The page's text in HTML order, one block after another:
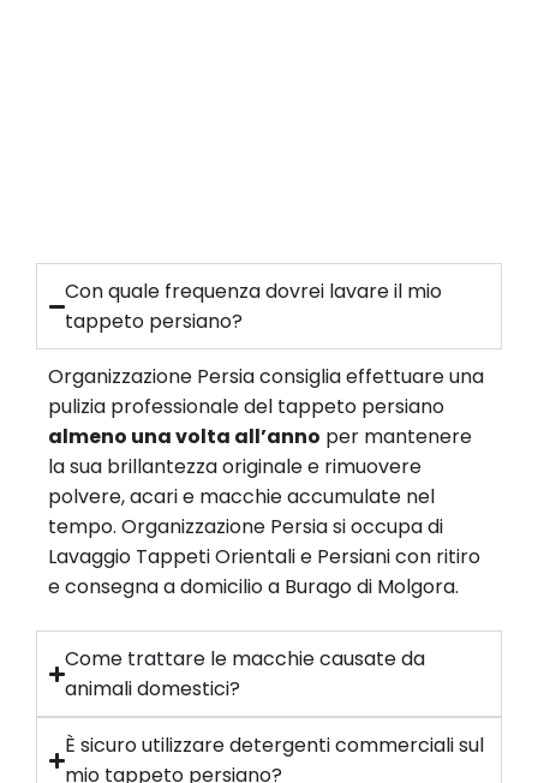
Con quale frequenza dovrei lavare il mio
tappeto persiano?
Organizzazione Persia consiglia effettuare una
pulizia professionale del tappeto persiano
almeno una volta all’anno per mantenere
la sua brillantezza originale e rimuovere
polvere, acari e macchie accumulate nel
tempo. Organizzazione Persia si occupa di
Lavaggio Tappeti Orientali e Persiani con ritiro
e consegna a domicilio a Burago di Molgora.
Come trattare le macchie causate da
animali domestici?
È sicuro utilizzare detergenti commerciali sul
mio tappeto persiano?